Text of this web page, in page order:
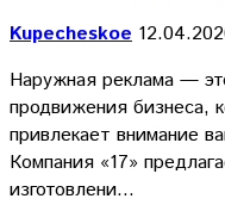
Kupecheskoe
Наружная реклама —
продвижения бизнеса,
привлекает внимание
Компания «17»
изготовлени…